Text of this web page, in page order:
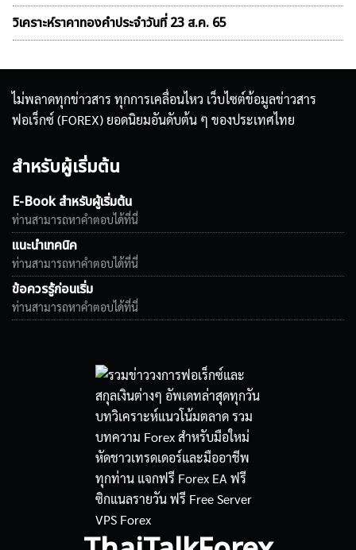
วิเคราะห์ราคาทองคําประจำวันที่ 23 ส.ค. 65
ไม่พลาดทุกข่าวสาร ทุกการเคลื่อนไหว เว็บไซต์ข้อมูลข่าวสาร
ฟอเร็กซ์ (FOREX) ยอดนิยมอันดับต้น ๆ ของประเทศไทย
สำหรับผู้เริ่มต้น
E-Book สำหรับผู้เริ่มต้น
ท่านสามารถหาคำตอบได้ที่นี่
แนะนำเทคนิค
ท่านสามารถหาคำตอบได้ที่นี่
ข้อควรรู้ก่อนเริ่ม
ท่านสามารถหาคำตอบได้ที่นี่